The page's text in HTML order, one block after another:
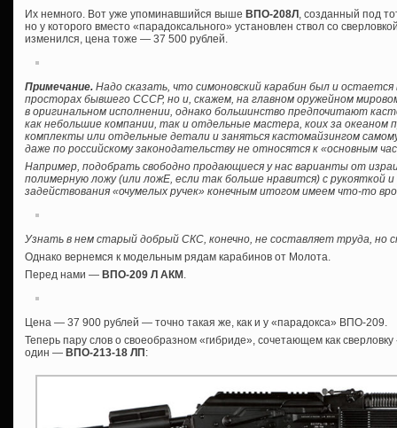
Их немного. Вот уже упоминавшийся выше ВПО-208Л , созданный под
но у которого вместо «парадоксального» установлен ствол со
изменился, цена тоже — 37 500 рублей.
Примечание. Надо сказать, что симоновский карабин был и
просторах бывшего СССР, но и, скажем, на главном оружейном
в оригинальном исполнении, однако большинство предпочитают
как небольшие компании, так и отдельные мастера, коих за океаном
комплекты или отдельные детали и заняться кастомайзингом
даже по российскому законодательству не относятся к «основным
Например, подобрать свободно продающиеся у нас варианты от
полимерную ложу (или ложЕ, если так больше нравится) с рукояткой
задействования «очумелых ручек» конечным итогом имеем что-то
Узнать в нем старый добрый СКС, конечно, не составляет труда, но
Однако вернемся к модельным рядам карабинов от Молота.
Перед нами — ВПО-209 Л АКМ .
Цена — 37 900 рублей — точно такая же, как и у «парадокса» ВПО-209.
Теперь пару слов о своеобразном «гибриде», сочетающем как
один — ВПО-213-18 ЛП :